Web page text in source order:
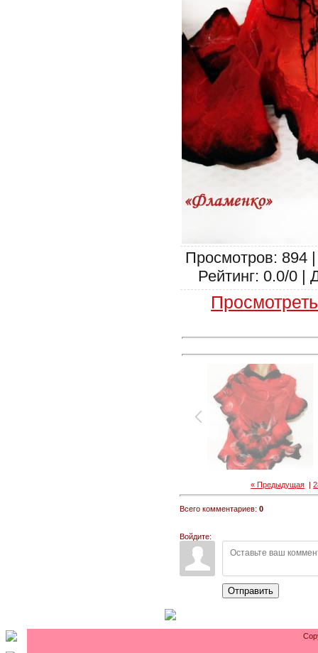
Просмотров: 894
Рейтинг: 0.0/0 |
« Предыдущая |
Всего комментариев: 0
Войдите:
Отправить